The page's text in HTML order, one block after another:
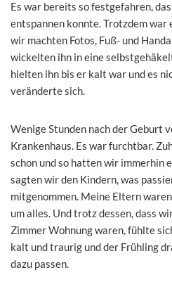
Es war bereits so festgefahren,
entspannen konnte. Trotzdem war
wir machten Fotos, Fuß- und
wickelten ihn in eine
hielten ihn bis er kalt war und es
veränderte sich.
Wenige Stunden nach der Geburt
Krankenhaus. Es war furchtbar.
schon und so hatten wir immerhin
sagten wir den Kindern, was
mitgenommen. Meine Eltern
um alles. Und trotz dessen, dass
Zimmer Wohnung waren, fühlte
kalt und traurig und der Frühling
dazu passen.